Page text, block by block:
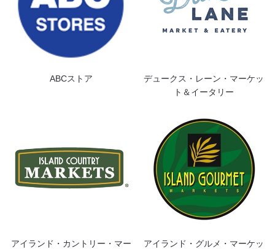
ABCストア
デュークス・レーン・マーケッ
ト＆イータリー
アイランド・カントリー・マー
アイランド・グルメ・マーケッ